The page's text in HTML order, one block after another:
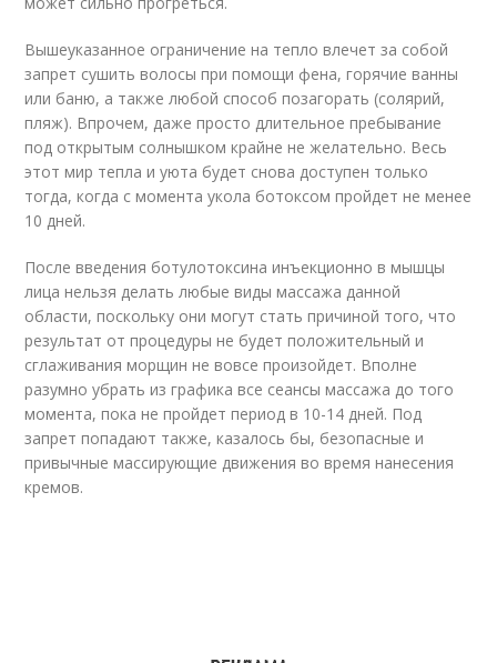
Вышеуказанное ограничение на тепло влечет за собой
запрет сушить волосы при помощи фена, горячие ванны
или баню, а также любой способ позагорать (солярий,
пляж). Впрочем, даже просто длительное пребывание
под открытым солнышком крайне не желательно. Весь
этот мир тепла и уюта будет снова доступен только
тогда, когда с момента укола ботоксом пройдет не менее
10 дней.
После введения ботулотоксина инъекционно в мышцы
лица нельзя делать любые виды массажа данной
области, поскольку они могут стать причиной того, что
результат от процедуры не будет положительный и
сглаживания морщин не вовсе произойдет. Вполне
разумно убрать из графика все сеансы массажа до того
момента, пока не пройдет период в 10-14 дней. Под
запрет попадают также, казалось бы, безопасные и
привычные массирующие движения во время нанесения
кремов.